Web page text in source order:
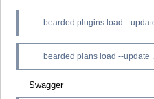
bearded plugins load --
bearded plans load --update
Swagger